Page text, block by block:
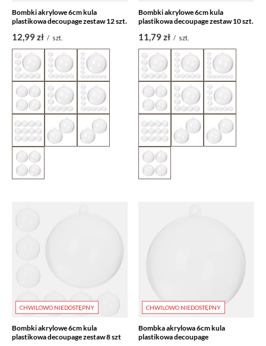
Bombki akrylowe 6cm kula
plastikowa decoupage zestaw 12 szt.
12,99 zł / szt.
Bombki akrylowe 6cm kula
plastikowa decoupage zestaw 10 szt.
11,79 zł / szt.
CHWILOWO NIEDOSTĘPNY
Bombki akrylowe 6cm kula
plastikowa decoupage zestaw 8 szt
CHWILOWO NIEDOSTĘPNY
Bombka akrylowa 6cm kula
plastikowa decoupage